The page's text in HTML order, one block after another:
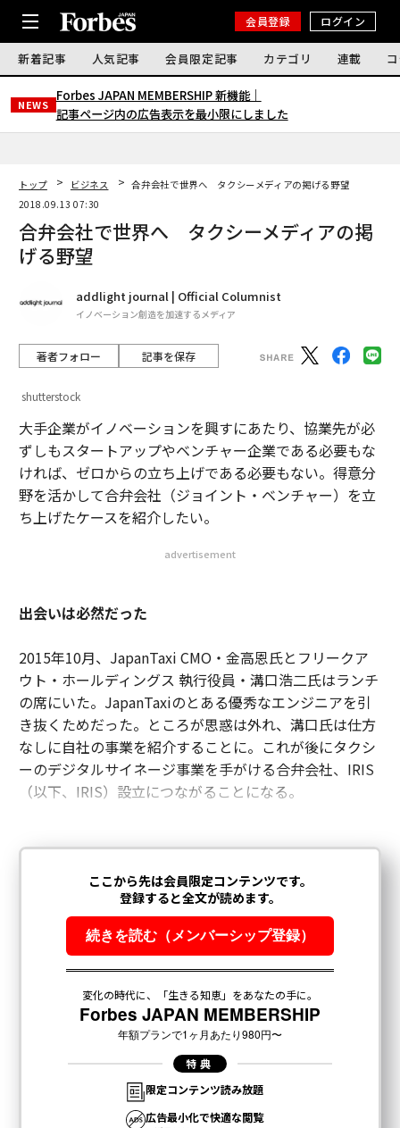
会員登録 ログイン
新着記事 人気記事 会員限定記事 カテゴリ 連載
NEWS
Forbes JAPAN MEMBERSHIP 新機能｜
記事ページ内の広告表示を最小限にしました
トップ ビジネス
合弁会社で世界へ タクシーメディアの掲げる野望
2018.09.13 07:30
合弁会社で世界へ タクシーメディアの掲
げる野望
addlight journal | Official Columnist
イノベーション創造を加速するメディア
著者フォロー 記事を保存
shutterstock
大手企業がイノベーションを興すにあたり、協業先が必
ずしもスタートアップやベンチャー企業である必要もな
ければ、ゼロからの立ち上げである必要もない。得意分
野を活かして合弁会社（ジョイント・ベンチャー）を立
ち上げたケースを紹介したい。
advertisement
出会いは必然だった
2015年10月、JapanTaxi CMO・金高恩氏とフリークア
ウト・ホールディングス 執行役員・溝口浩二氏はランチ
の席にいた。JapanTaxiのとある優秀なエンジニアを引
き抜くためだった。ところが思惑は外れ、溝口氏は仕方
なしに自社の事業を紹介することに。これが後にタクシ
ーのデジタルサイネージ事業を手がける合弁会社、IRIS
（以下、IRIS）設立につながることになる。